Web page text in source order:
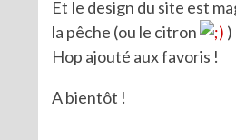
Et le design du site est
la pêche (ou le citron
)
Hop ajouté aux favoris !
A bientôt !